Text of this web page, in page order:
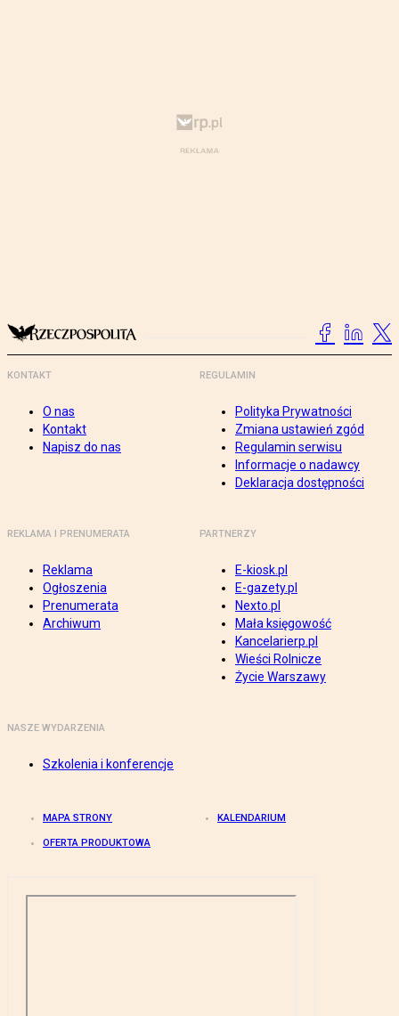
KONTAKT
O nas
Kontakt
Napisz do nas
REGULAMIN
Polityka Prywatności
Zmiana ustawień zgód
Regulamin serwisu
Informacje o nadawcy
Deklaracja dostępności
REKLAMA I PRENUMERATA
Reklama
Ogłoszenia
Prenumerata
Archiwum
PARTNERZY
E-kiosk.pl
E-gazety.pl
Nexto.pl
Mała księgowość
Kancelarierp.pl
Wieści Rolnicze
Życie Warszawy
NASZE WYDARZENIA
Szkolenia i konferencje
MAPA STRONY KALENDARIUM
OFERTA PRODUKTOWA